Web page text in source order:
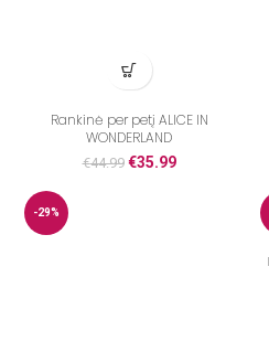
Rankinė per petį ALICE IN
WONDERLAND
€44.99 €35.99
-29%